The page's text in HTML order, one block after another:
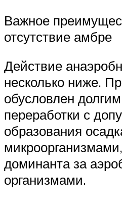
Важное
отсутствие амбре
Действие
несколько ниже.
обусловлен
переработки с
образования
доминанта за
организмами.